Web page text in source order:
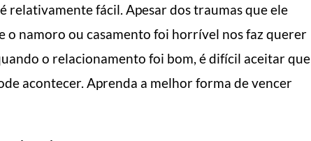
relativamente fácil. Apesar dos traumas que ele
o namoro ou casamento foi horrível nos faz querer
o relacionamento foi bom, é difícil aceitar que
acontecer. Aprenda a melhor forma de vencer